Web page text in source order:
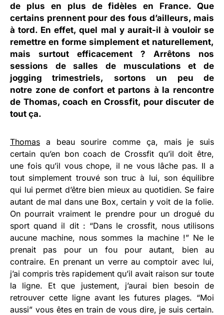
de plus en plus de fidèles en France. Que
certains prennent pour des fous d’ailleurs, mais
à tord. En effet, quel mal y aurait-il à vouloir se
remettre en forme simplement et naturellement,
mais surtout efficacement ? Arrêtons nos
sessions de salles de musculations et de
jogging trimestriels, sortons un peu de
notre zone de confort et partons à la rencontre
de Thomas, coach en Crossfit, pour discuter de
tout ça.
Thomas a beau sourire comme ça, mais je suis
certain qu’en bon coach de Crossfit qu’il doit être,
une fois qu’il vous chope, il ne vous lâche pas. Il a
tout simplement trouvé son truc à lui, son équilibre
qui lui permet d’être bien mieux au quotidien. Se faire
autant de mal dans une Box, certain y voit de la folie.
On pourrait vraiment le prendre pour un drogué du
sport quand il dit : “Dans le crossfit, nous utilisons
aucune machine, nous sommes la machine !” Ne le
prenait pas pour un fou pour autant, bien au
contraire. En prenant un verre au comptoir avec lui,
j’ai compris très rapidement qu’il avait raison sur toute
la ligne. Et que justement, j’aurai bien besoin de
retrouver cette ligne avant les futures plages. “Moi
aussi” vous êtes en train de vous dire, je suis certain.